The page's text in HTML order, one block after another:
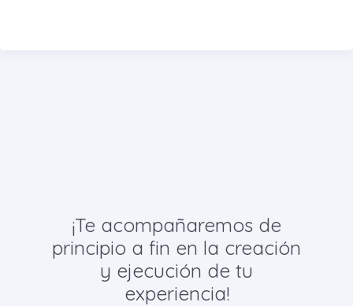
¡Te acompañaremos de
principio a fin en la creación
y ejecución de tu
experiencia!